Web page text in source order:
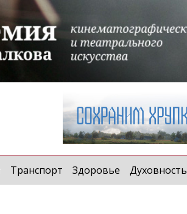
Транспорт Здоровье Духовность